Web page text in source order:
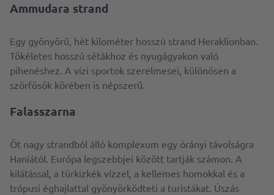
Ammudara strand
Egy gyönyörű, hét kilométer hosszú strand Heraklionban.
Tökéletes hosszú sétákhoz és nyugágyakon való
pihenéshez. A vízi sportok szerelmesei, különösen a
szörfösök körében is népszerű.
Falasszarna
Öt nagy strandból álló komplexum egy órányi távolságra
Haníától. Európa legszebbjei között tartják számon. A
kilátással, a türkizkék vízzel, a kellemes homokkal és a
trópusi éghajlattal gyönyörködteti a turistákat. Úszás